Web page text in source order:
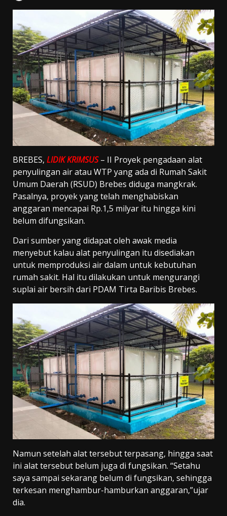
BREBES, LIDIK KRIMSUS – II Proyek pengadaan alat
penyulingan air atau WTP yang ada di Rumah Sakit
Umum Daerah (RSUD) Brebes diduga mangkrak.
Pasalnya, proyek yang telah menghabiskan
anggaran mencapai Rp.1,5 milyar itu hingga kini
belum difungsikan.
Dari sumber yang didapat oleh awak media
menyebut kalau alat penyulingan itu disediakan
untuk memproduksi air dalam untuk kebutuhan
rumah sakit. Hal itu dilakukan untuk mengurangi
suplai air bersih dari PDAM Tirta Baribis Brebes.
Namun setelah alat tersebut terpasang, hingga saat
ini alat tersebut belum juga di fungsikan. “Setahu
saya sampai sekarang belum di fungsikan, sehingga
terkesan menghambur-hamburkan anggaran,”ujar
dia.